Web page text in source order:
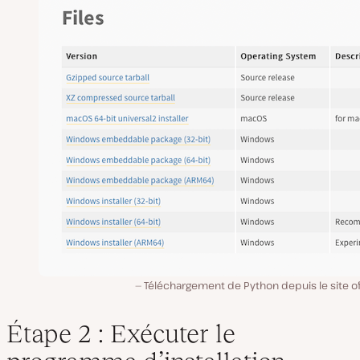
Téléchargement de Python depuis le site
Étape 2 : Exécuter le